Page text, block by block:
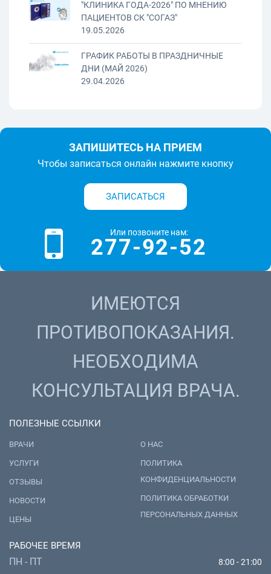
"КЛИНИКА ГОДА-2026" ПО МНЕНИЮ
ПАЦИЕНТОВ СК "СОГАЗ"
19.05.2026
ГРАФИК РАБОТЫ В ПРАЗДНИЧНЫЕ
ДНИ (МАЙ 2026)
29.04.2026
ЗАПИШИТЕСЬ НА ПРИЕМ
Чтобы записаться онлайн нажмите кнопку
ЗАПИСАТЬСЯ
Или позвоните нам:
277-92-52
ИМЕЮТСЯ
ПРОТИВОПОКАЗАНИЯ.
НЕОБХОДИМА
КОНСУЛЬТАЦИЯ ВРАЧА.
ПОЛЕЗНЫЕ ССЫЛКИ
ВРАЧИ
УСЛУГИ
ОТЗЫВЫ
НОВОСТИ
ЦЕНЫ
О НАС
ПОЛИТИКА
КОНФИДЕНЦИАЛЬНОСТИ
ПОЛИТИКА ОБРАБОТКИ
ПЕРСОНАЛЬНЫХ ДАННЫХ
РАБОЧЕЕ ВРЕМЯ
ПН - ПТ 8:00 - 21:00